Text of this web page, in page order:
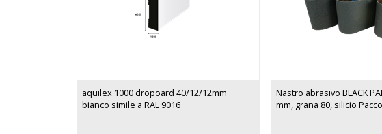
aquilex 1000 dropoard 40/12/12mm
bianco simile a RAL 9016
Nastro abrasivo BLACK
mm, grana 80, silicio